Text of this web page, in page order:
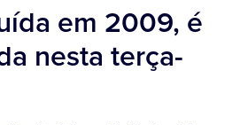
em 2009, é
nesta terça-